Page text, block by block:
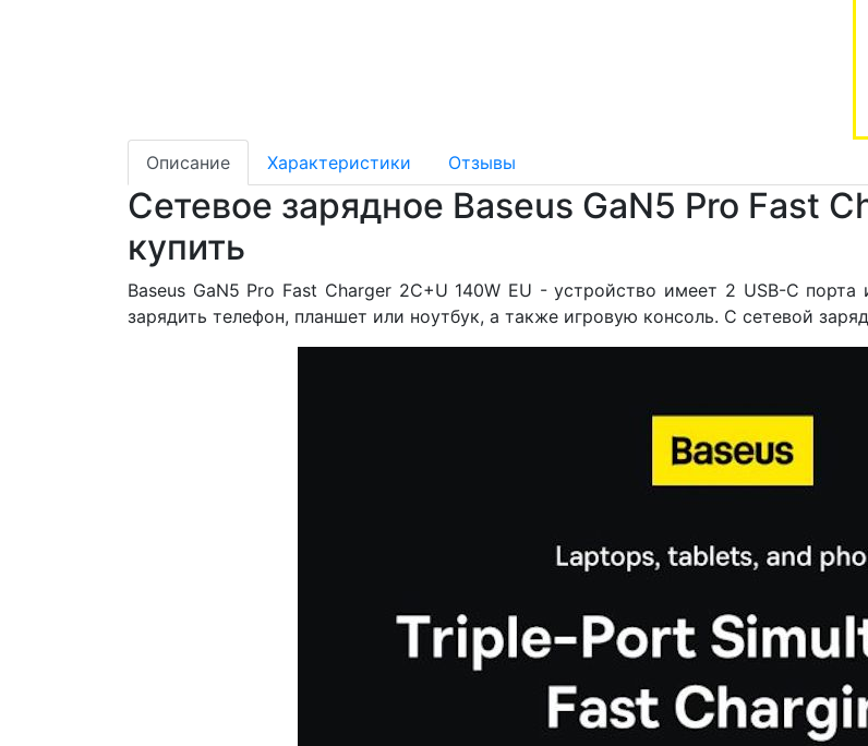
Описание Характеристики Отзывы
Сетевое зарядное Baseus GaN5 Pro Fast
купить
Baseus GaN5 Pro Fast Charger 2C+U 140W EU - устройство имеет 2 USB-C
зарядить телефон, планшет или ноутбук, а также игровую консоль. С сетевой